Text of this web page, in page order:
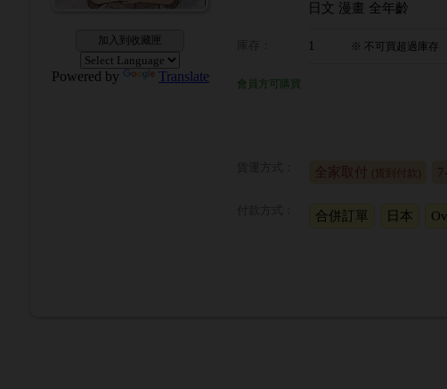
加入到收藏匣
Powered by Translate
日文 漫畫 全年齡
1 ※ 不可買超過庫存
會員方可購買
全家取付 (貨到付款)
合併訂單 日本